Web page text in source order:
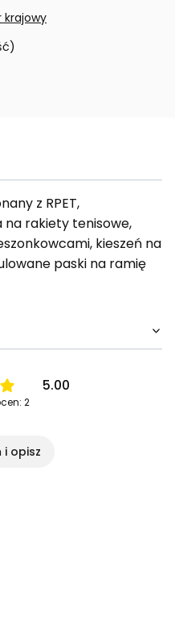
krajowy
z RPET,
rakiety tenisowe,
kieszeń na
paski na ramię
5.00
2
i opisz